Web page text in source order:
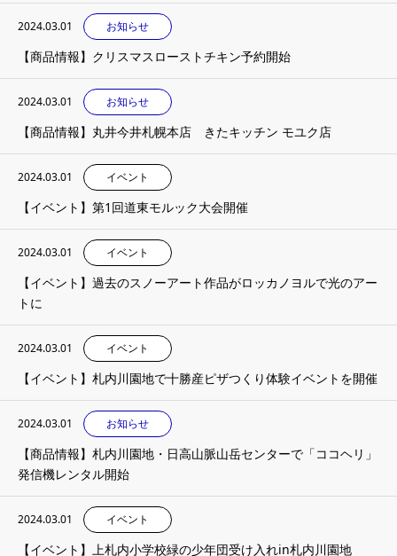
2024.03.01 お知らせ
【商品情報】クリスマスローストチキン予約開始
2024.03.01 お知らせ
【商品情報】丸井今井札幌本店 きたキッチン モユク店
2024.03.01 イベント
【イベント】第1回道東モルック大会開催
2024.03.01 イベント
【イベント】過去のスノーアート作品がロッカノヨルで光のアー
トに
2024.03.01 イベント
【イベント】札内川園地で十勝産ピザつくり体験イベントを開催
2024.03.01 お知らせ
【商品情報】札内川園地・日高山脈山岳センターで「ココヘリ」
発信機レンタル開始
2024.03.01 イベント
【イベント】上札内小学校緑の少年団受け入れin札内川園地